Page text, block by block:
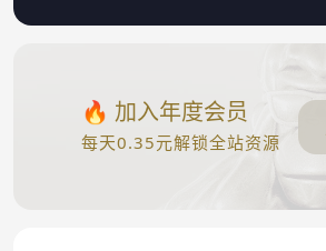
🔥 加入年度会员
每天0.35元解锁全站资源